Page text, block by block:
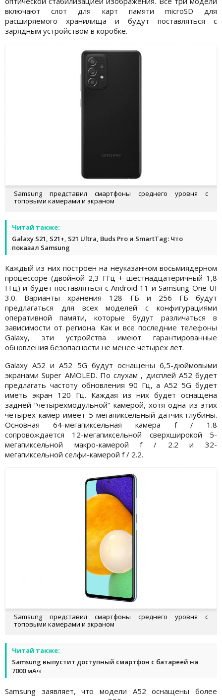
включают слот для карт памяти microSD для
расширяемого хранилища и будут поставляться с
зарядным устройством в коробке.
Samsung представил смартфоны среднего уровня с
топовыми камерами и экраном
Читай также:
Galaxy S21, S21+, S21 Ultra, Buds Pro и SmartTag: Что
показал Samsung
Каждый из них построен на неуказанном восьмиядерном
процессоре (двойной 2,3 ГГц + шестнадцатеричный 1,8
ГГц) и будет поставляться с Android 11 и Samsung One UI
3.0. Варианты хранения 128 ГБ и 256 ГБ будут
предлагаться для всех моделей с конфигурациями
оперативной памяти, которые будут различаться в
зависимости от региона. Как и все последние телефоны
Galaxy, эти устройства имеют гарантированные
обновления безопасности не менее четырех лет.
Galaxy A52 и A52 5G будут оснащены 6,5-дюймовыми
экранами Super AMOLED. По слухам , дисплей A52 будет
предлагать частоту обновления 90 Гц, а A52 5G будет
иметь экран 120 Гц. Каждая из них будет оснащена
задней “четырехмодульной“ камерой, хотя одна из этих
четырех камер имеет 5-мегапиксельный датчик глубины.
Основная 64-мегапиксельная камера f / 1.8
сопровождается 12-мегапиксельной сверхширокой 5-
мегапиксельной макро-камерой f / 2.2 и 32-
мегапиксельной селфи-камерой f / 2.2.
Samsung представил смартфоны среднего уровня с
топовыми камерами и экраном
Читай также:
Samsung выпустит доступный смартфон с батареей на
7000 мАч
Samsung заявляет, что модели A52 оснащены более